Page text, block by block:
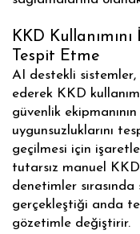
KKD
Tespit Etme
AI destekli
ederek KKD
güvenlik
uygunsuzluklarını
geçilmesi için
tutarsız manuel
denetimler
gerçekleştiği anda
gözetimle değiştirir.